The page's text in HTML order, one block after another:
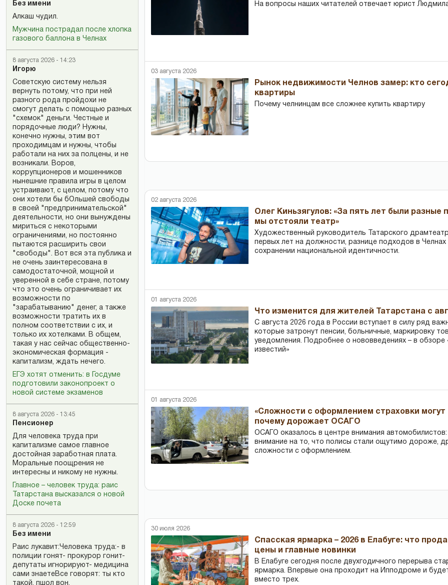
Без имени
Алкаш чудил.
Мужчина пострадал после хлопка
газового баллона в Челнах
8 августа 2026 - 14:23
Игорю
Советскую систему нельзя
вернуть потому, что при ней
разного рода пройдохи не
смогут делать с помощью разных
"схемок" деньги. Честные и
порядочные люди? Нужны,
конечно нужны, этим вот
проходимцам и нужны, чтобы
работали на них за полцены, и не
возникали. Воров,
коррупционеров и мошенников
нынешние правила игры в целом
устраивают, с целом, потому что
они хотели бы бОльшей свободы
в своей "предпринимательской"
деятельности, но они вынуждены
мириться с некоторыми
ограничениями, но постоянно
пытаются расширить свои
"свободы". Вот вся эта публика и
не очень заинтересована в
самодостаточной, мощной и
уверенной в себе стране, потому
что это очень ограничивает их
возможности по
"зарабатыванию" денег, а также
возможности тратить их в
полном соответствии с их, и
только их хотелками. В общем,
такая у нас сейчас общественно-
экономическая формация -
капитализм, ждать нечего.
ЕГЭ хотят отменить: в Госдуме
подготовили законопроект о
новой системе экзаменов
8 августа 2026 - 13:45
Пенсионер
Для человека труда при
капитализме самое главное
достойная заработная плата.
Моральные поощрения не
интересны и никому не нужны.
Главное – человек труда: раис
Татарстана высказался о новой
Доске почета
8 августа 2026 - 12:59
Без имени
Раис лукавит:Человека труда:- в
полиции гонят- прокурор гонит-
депутаты игнорируют- медицина
сами знаетеВсе говорят: ты кто
такой, пшол вон.
На вопросы наших читателей отвечает юрист
03 августа 2026
Рынок недвижимости Челнов замер: кто
квартиры
Почему челнинцам все сложнее купить квартиру
02 августа 2026
Олег Киньзягулов: «За пять лет были разные
мы отстояли театр»
Художественный руководитель Татарского
первых лет на должности, разнице подходов в Челнах
сохранении национальной идентичности.
01 августа 2026
Что изменится для жителей Татарстана с
С августа 2026 года в России вступает в силу ряд
которые затронут пенсии, больничные, маркировку
уведомления. Подробнее о нововведениях – в обзоре
известий»
01 августа 2026
«Сложности с оформлением страховки могут
почему дорожает ОСАГО
ОСАГО оказалось в центре внимания
внимание на то, что полисы стали ощутимо дороже,
сложности с оформлением.
30 июля 2026
Спасская ярмарка – 2026 в Елабуге: что
цены и главные новинки
В Елабуге сегодня после двухгодичного перерыва
ярмарка. Впервые она проходит на Ипподроме и
вместо трех.